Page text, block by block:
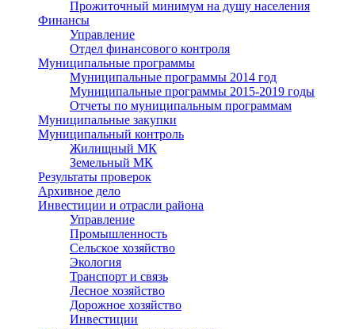
Прожиточный минимум на душу населения
Финансы
Управление
Отдел финансового контроля
Муниципальные программы
Муниципальные программы 2014 год
Муниципальные программы 2015-2019 годы
Отчеты по муниципальным программам
Муниципальные закупки
Муниципальный контроль
Жилищный МК
Земельный МК
Результаты проверок
Архивное дело
Инвестиции и отрасли района
Управление
Промышленность
Сельское хозяйство
Экология
Транспорт и связь
Лесное хозяйство
Дорожное хозяйство
Инвестиции